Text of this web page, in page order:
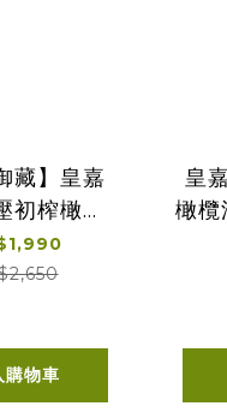
藏】皇嘉
初榨橄欖
入組
購物車
皇
橄